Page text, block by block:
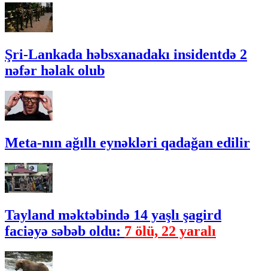
Şri-Lankada həbsxanadakı insidentdə 2
nəfər həlak olub
Meta-nın ağıllı eynəkləri qadağan edilir
Tayland məktəbində 14 yaşlı şagird
faciəyə səbəb oldu: 7 ölü, 22 yaralı